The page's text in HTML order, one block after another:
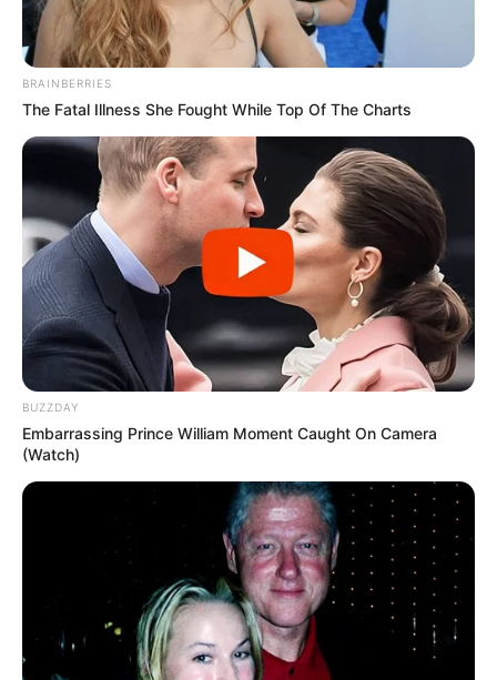
BRAINBERRIES
The Fatal Illness She Fought While Top Of The Charts
BUZZDAY
Embarrassing Prince William Moment Caught On Camera
(Watch)